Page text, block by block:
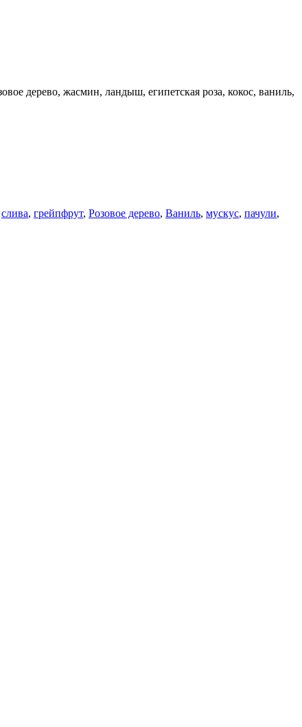
дерево, жасмин, ландыш, египетская роза, кокос, ваниль,
слива, грейпфрут, Розовое дерево, Ваниль, мускус, пачули,